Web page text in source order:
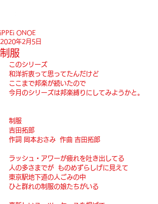
制服
iPPEi ONOE
2020年2月5日
このシリーズ
和洋折衷って思ってたんだけど
ここまで邦楽が続いたので
今月のシリーズは邦楽縛りにしてみようかと。
制服
吉田拓郎
作詞 岡本おさみ  作曲 吉田拓郎
ラッシュ・アワーが疲れを吐き出してる
人の多さまでが  ものめずらしげに見えて
東京駅地下道の人ごみの中
ひと群れの制服の娘たちがいる